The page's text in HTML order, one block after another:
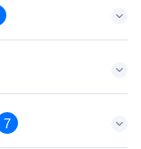
(КАМ)
и крупного
7